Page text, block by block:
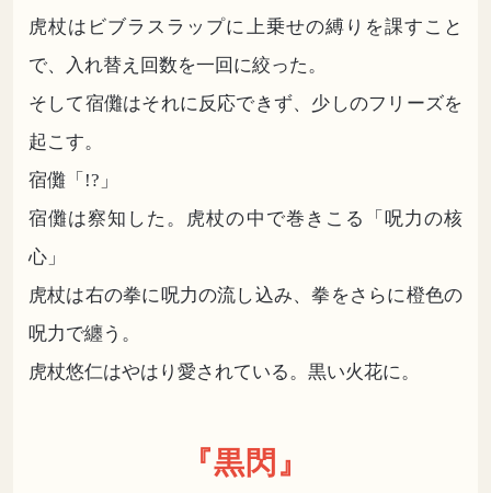
虎杖はビブラスラップに上乗せの縛りを課すこと
で、入れ替え回数を一回に絞った。
そして宿儺はそれに反応できず、少しのフリーズを
起こす。
宿儺「!?」
宿儺は察知した。虎杖の中で巻きこる「呪力の核
心」
虎杖は右の拳に呪力の流し込み、拳をさらに橙色の
呪力で纏う。
虎杖悠仁はやはり愛されている。黒い火花に。
『黒閃』